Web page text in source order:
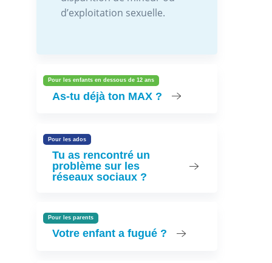
d’exploitation sexuelle.
Pour les enfants en dessous de 12 ans
As-tu déjà ton MAX ?
Pour les ados
Tu as rencontré un
problème sur les
réseaux sociaux ?
Pour les parents
Votre enfant a fugué ?